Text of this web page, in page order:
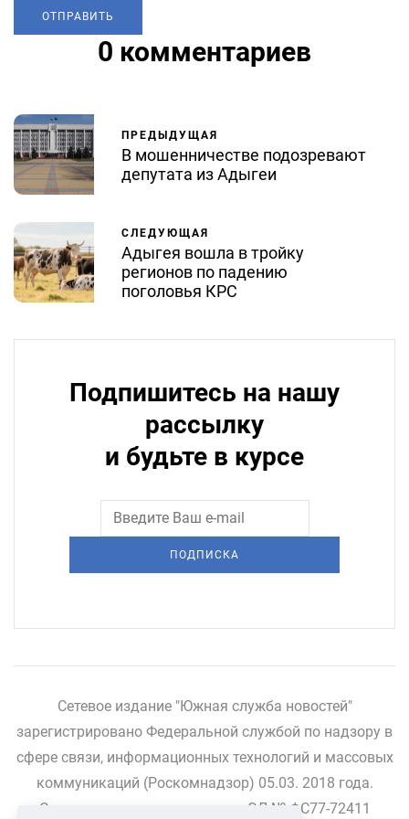
0 комментариев
ПРЕДЫДУЩАЯ
В мошенничестве подозревают
депутата из Адыгеи
СЛЕДУЮЩАЯ
Адыгея вошла в тройку
регионов по падению
поголовья КРС
Подпишитесь на нашу
рассылку
и будьте в курсе
ПОДПИСКА
Сетевое издание "Южная служба новостей"
зарегистрировано Федеральной службой по надзору в
сфере связи, информационных технологий и массовых
коммуникаций (Роскомнадзор) 05.03. 2018 года.
Свидетельство о регистрации ЭЛ № ФС77-72411